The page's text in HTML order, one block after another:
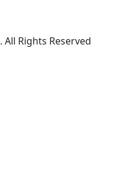
. All Rights Reserved